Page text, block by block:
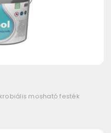
mosható festék